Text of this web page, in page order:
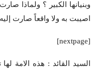
وبنيانها الكبير ؟ ولماذا
اصيبت به ولا واقعاً صارت
[nextpage]
السيد القائد : هذه الامة